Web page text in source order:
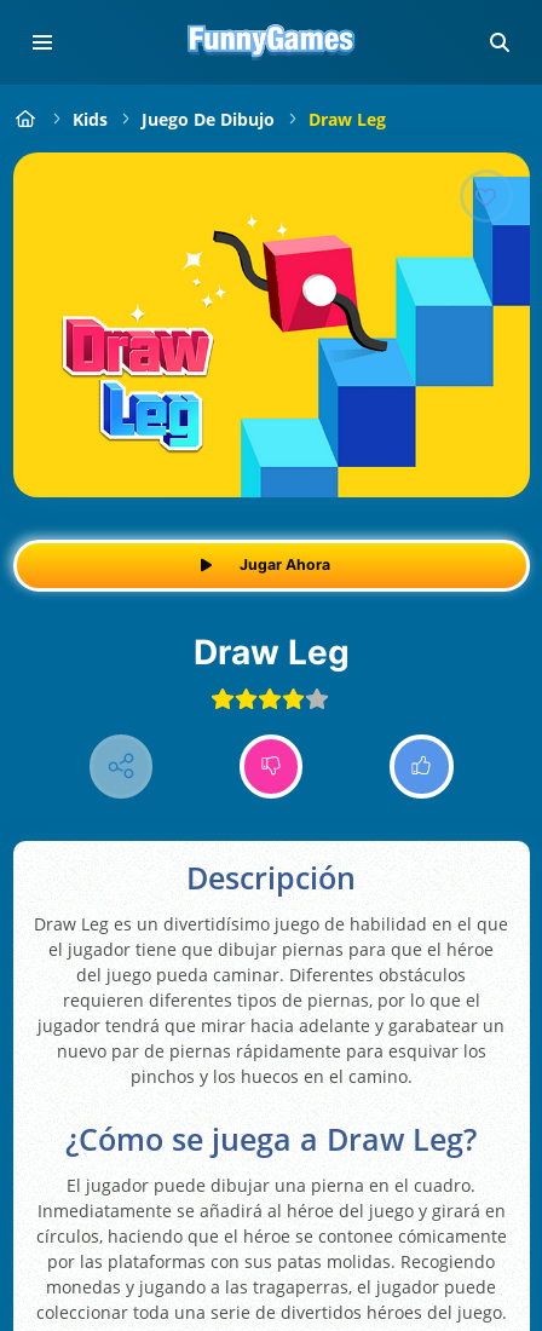
Kids Juego De Dibujo Draw Leg
Jugar Ahora
Draw Leg
Descripción
Draw Leg es un divertidísimo juego de habilidad en el que
el jugador tiene que dibujar piernas para que el héroe
del juego pueda caminar. Diferentes obstáculos
requieren diferentes tipos de piernas, por lo que el
jugador tendrá que mirar hacia adelante y garabatear un
nuevo par de piernas rápidamente para esquivar los
pinchos y los huecos en el camino.
¿Cómo se juega a Draw Leg?
El jugador puede dibujar una pierna en el cuadro.
Inmediatamente se añadirá al héroe del juego y girará en
círculos, haciendo que el héroe se contonee cómicamente
por las plataformas con sus patas molidas. Recogiendo
monedas y jugando a las tragaperras, el jugador puede
coleccionar toda una serie de divertidos héroes del juego.